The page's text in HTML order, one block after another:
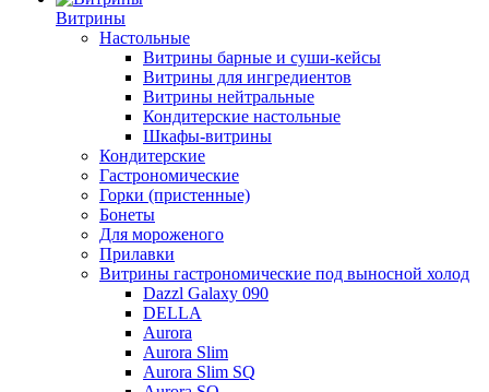
Витрины
Настольные
Витрины барные и суши-кейсы
Витрины для ингредиентов
Витрины нейтральные
Кондитерские настольные
Шкафы-витрины
Кондитерские
Гастрономические
Горки (пристенные)
Бонеты
Для мороженого
Прилавки
Витрины гастрономические под выносной холод
Dazzl Galaxy 090
DELLA
Aurora
Aurora Slim
Aurora Slim SQ